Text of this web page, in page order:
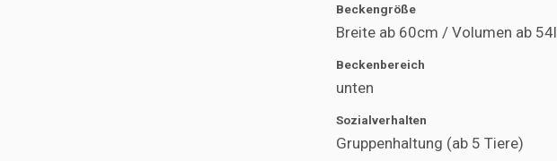
Beckengröße
Breite ab 60cm / Volumen ab 54l
Beckenbereich
unten
Sozialverhalten
Gruppenhaltung (ab 5 Tiere)